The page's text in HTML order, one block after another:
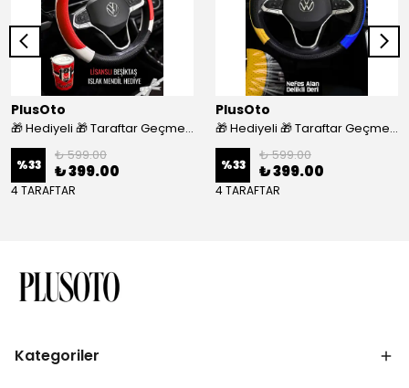
PlusOto
🎁 Hediyeli 🎁 Taraftar Geçmeli Direksiyon Kılıfı - BEŞİKTAŞ
%33
₺ 599.00
₺ 399.00
4 TARAFTAR
PlusOto
🎁 Hediyeli 🎁 Taraftar Geçmeli Direksiyon Kılıfı - FENERBAHÇE
%33
₺ 599.00
₺ 399.00
4 TARAFTAR
Kategoriler